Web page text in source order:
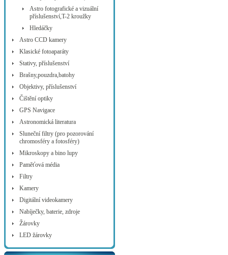
Astro fotografické a vizuální
příslušenství,T-2 kroužky
Hledáčky
Astro CCD kamery
Klasické fotoaparáty
Stativy, příslušenství
Brašny,pouzdra,batohy
Objektivy, příslušenství
Čištění optiky
GPS Navigace
Astronomická literatura
Sluneční filtry (pro pozorování
chromosféry a fotosféry)
Mikroskopy a bino lupy
Paměťová média
Filtry
Kamery
Digitální videokamery
Nabíječky, baterie, zdroje
Žárovky
LED žárovky